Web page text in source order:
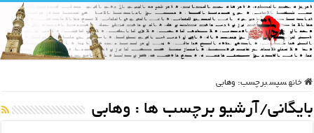
خانه سپس برچسب: وهابی
بایگانی/آرشیو برچسب ها : وهابی